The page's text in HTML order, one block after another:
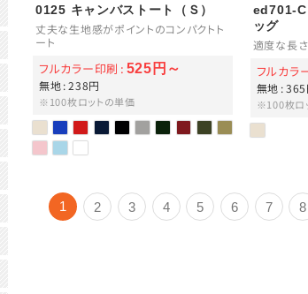
0125 キャンバストート（Ｓ）
丈夫な生地感がポイントのコンパクトト
ート
無地 238円
フルカラー印刷 525円～
※100枚ロットの単価
ed701-C
ッグ
適度な長
無地 365
フルカラ
※100枚ロ
1 2 3 4 5 6 7 8